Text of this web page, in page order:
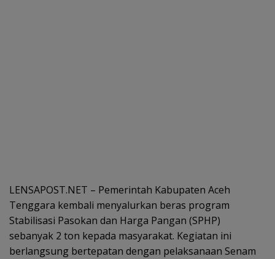
LENSAPOST.NET – Pemerintah Kabupaten Aceh
Tenggara kembali menyalurkan beras program
Stabilisasi Pasokan dan Harga Pangan (SPHP)
sebanyak 2 ton kepada masyarakat. Kegiatan ini
berlangsung bertepatan dengan pelaksanaan Senam